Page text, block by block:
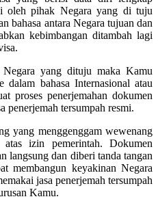
oleh pihak Negara yang di tuju
bahasa antara Negara tujuan dan
kebimbangan ditambah lagi
Negara yang dituju maka Kamu
bahasa Internasional atau
proses penerjemahan dokumen
penerjemah tersumpah resmi.
yang menggenggam wewenang
atas izin pemerintah. Dokumen
langsung dan diberi tanda tangan
membangun keyakinan Negara
jasa penerjemah tersumpah
Kamu.